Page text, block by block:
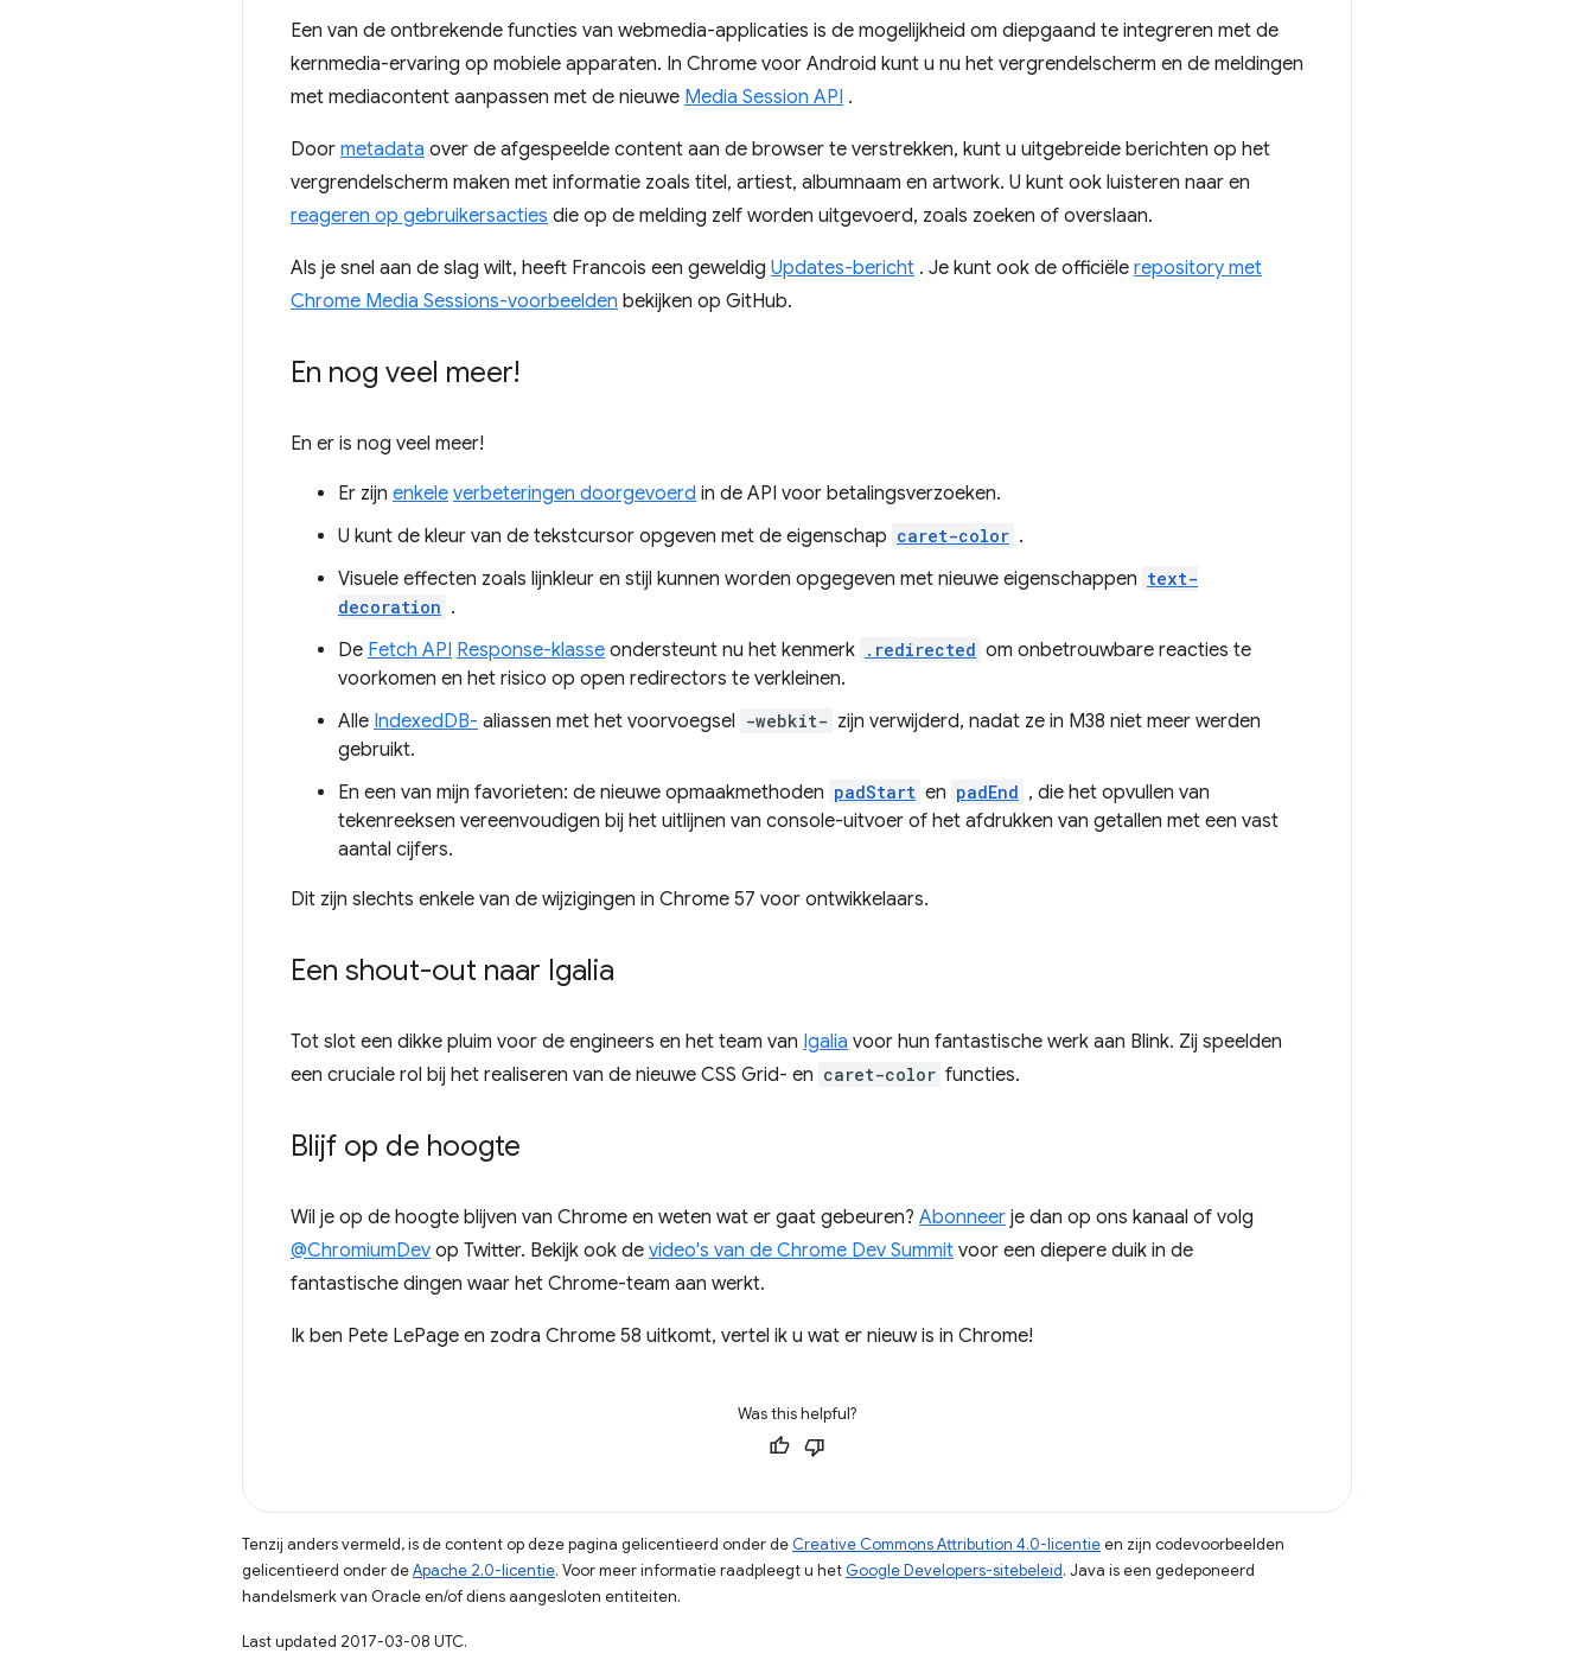
Een van de ontbrekende functies van webmedia-applicaties is de mogelijkheid om diepgaand te integreren met de
kernmedia-ervaring op mobiele apparaten. In Chrome voor Android kunt u nu het vergrendelscherm en de meldingen
met mediacontent aanpassen met de nieuwe Media Session API .
Door metadata over de afgespeelde content aan de browser te verstrekken, kunt u uitgebreide berichten op het
vergrendelscherm maken met informatie zoals titel, artiest, albumnaam en artwork. U kunt ook luisteren naar en
reageren op gebruikersacties die op de melding zelf worden uitgevoerd, zoals zoeken of overslaan.
Als je snel aan de slag wilt, heeft Francois een geweldig Updates-bericht . Je kunt ook de officiële repository met
Chrome Media Sessions-voorbeelden bekijken op GitHub.
En nog veel meer!
En er is nog veel meer!
Er zijn enkele verbeteringen doorgevoerd in de API voor betalingsverzoeken.
U kunt de kleur van de tekstcursor opgeven met de eigenschap caret-color .
Visuele effecten zoals lijnkleur en stijl kunnen worden opgegeven met nieuwe eigenschappen text-
decoration .
De Fetch API Response-klasse ondersteunt nu het kenmerk .redirected om onbetrouwbare reacties te
voorkomen en het risico op open redirectors te verkleinen.
Alle IndexedDB- aliassen met het voorvoegsel -webkit- zijn verwijderd, nadat ze in M38 niet meer werden
gebruikt.
En een van mijn favorieten: de nieuwe opmaakmethoden padStart en padEnd , die het opvullen van
tekenreeksen vereenvoudigen bij het uitlijnen van console-uitvoer of het afdrukken van getallen met een vast
aantal cijfers.
Dit zijn slechts enkele van de wijzigingen in Chrome 57 voor ontwikkelaars.
Een shout-out naar Igalia
Tot slot een dikke pluim voor de engineers en het team van Igalia voor hun fantastische werk aan Blink. Zij speelden
een cruciale rol bij het realiseren van de nieuwe CSS Grid- en caret-color functies.
Blijf op de hoogte
Wil je op de hoogte blijven van Chrome en weten wat er gaat gebeuren? Abonneer je dan op ons kanaal of volg
@ChromiumDev op Twitter. Bekijk ook de video's van de Chrome Dev Summit voor een diepere duik in de
fantastische dingen waar het Chrome-team aan werkt.
Ik ben Pete LePage en zodra Chrome 58 uitkomt, vertel ik u wat er nieuw is in Chrome!
Was this helpful?
Tenzij anders vermeld, is de content op deze pagina gelicentieerd onder de Creative Commons Attribution 4.0-licentieen zijn codevoorbeelden
gelicentieerd onder deApache 2.0-licentie. Voor meer informatie raadpleegt u het Google Developers-sitebeleid. Java is een gedeponeerd
handelsmerk van Oracle en/of diens aangesloten entiteiten.
Last updated 2017-03-08 UTC.